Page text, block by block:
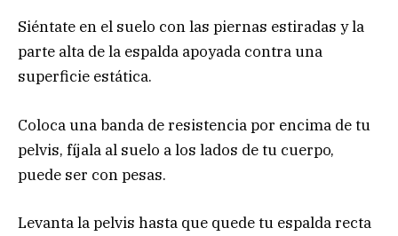
Siéntate en el suelo con las piernas estiradas y la
parte alta de la espalda apoyada contra una
superficie estática.
Coloca una banda de resistencia por encima de tu
pelvis, fíjala al suelo a los lados de tu cuerpo,
puede ser con pesas.
Levanta la pelvis hasta que quede tu espalda recta